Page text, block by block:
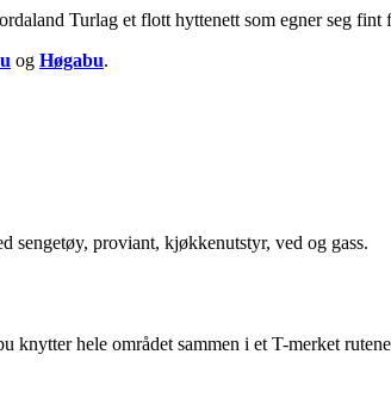
Turlag et flott hyttenett som egner seg fint
og Høgabu.
sengetøy, proviant, kjøkkenutstyr, ved og gass.
knytter hele området sammen i et T-merket